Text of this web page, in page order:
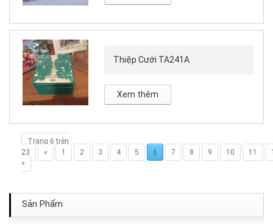
Thiệp Cưới TA241A
Xem thêm
Trang 6 trên
23
« 1 2 3 4 5 6 7 8 9 10 11
»
Sản Phẩm